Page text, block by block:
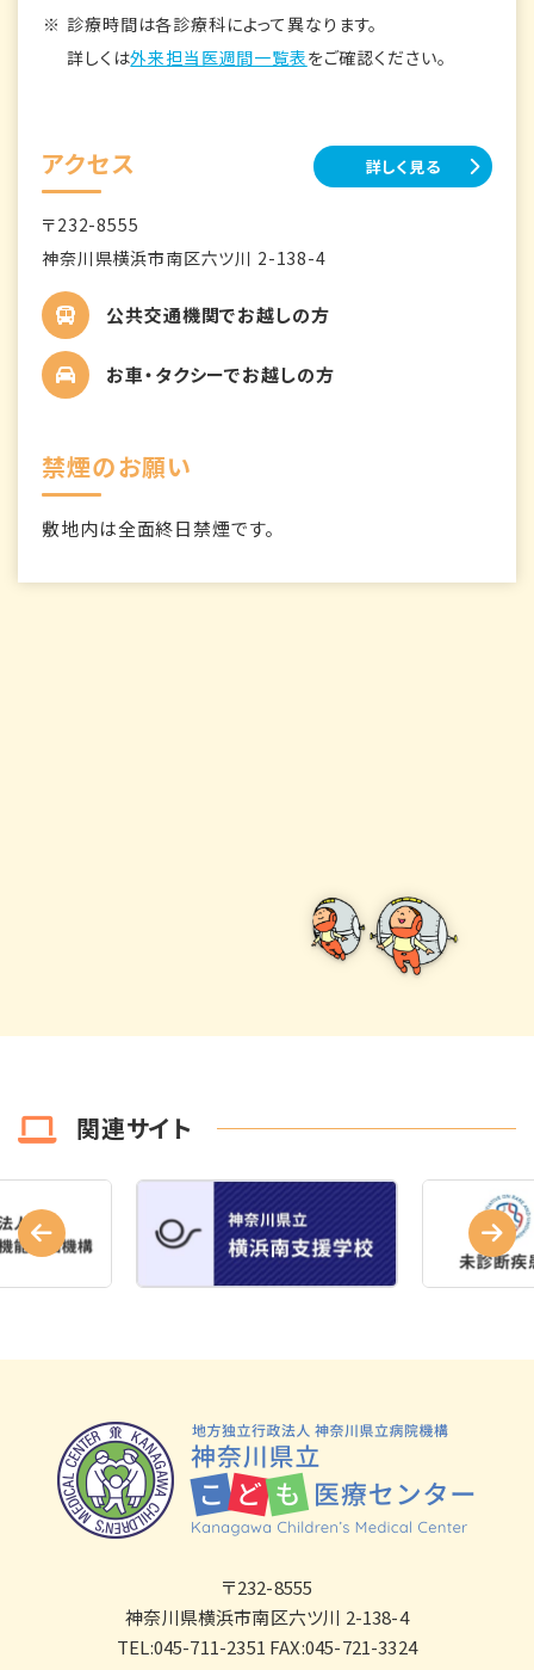
診療時間は各診療科によって異なります。
詳しくは外来担当医週間一覧表をご確認ください。
アクセス 詳しく見る
〒232-8555
神奈川県横浜市南区六ツ川 2-138-4
公共交通機関でお越しの方
お車・タクシーでお越しの方
禁煙のお願い
敷地内は全面終日禁煙です。
関連サイト
〒232-8555
神奈川県横浜市南区六ツ川 2-138-4
TEL:045-711-2351 FAX:045-721-3324